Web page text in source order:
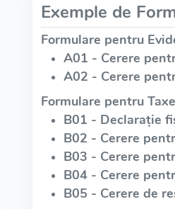
Exemple de
Formulare pentru
A01 - Cerere
A02 - Cerere
Formulare pentru
B01 - Declarație
B02 - Cerere
B03 - Cerere
B04 - Cerere
B05 - Cerere de